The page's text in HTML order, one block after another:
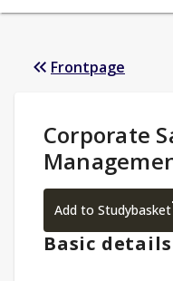
Frontpage
Study
Corporate
Add to Studybasket
Basic details